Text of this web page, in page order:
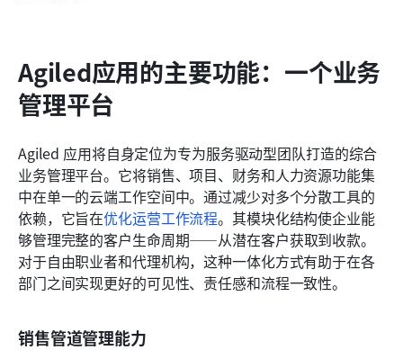
Agiled应用的主要功能：一个业务
管理平台
Agiled 应用将自身定位为专为服务驱动型团队打造的综合
业务管理平台。它将销售、项目、财务和人力资源功能集
中在单一的云端工作空间中。通过减少对多个分散工具的
依赖，它旨在优化运营工作流程。其模块化结构使企业能
够管理完整的客户生命周期——从潜在客户获取到收款。
对于自由职业者和代理机构，这种一体化方式有助于在各
部门之间实现更好的可见性、责任感和流程一致性。
销售管道管理能力